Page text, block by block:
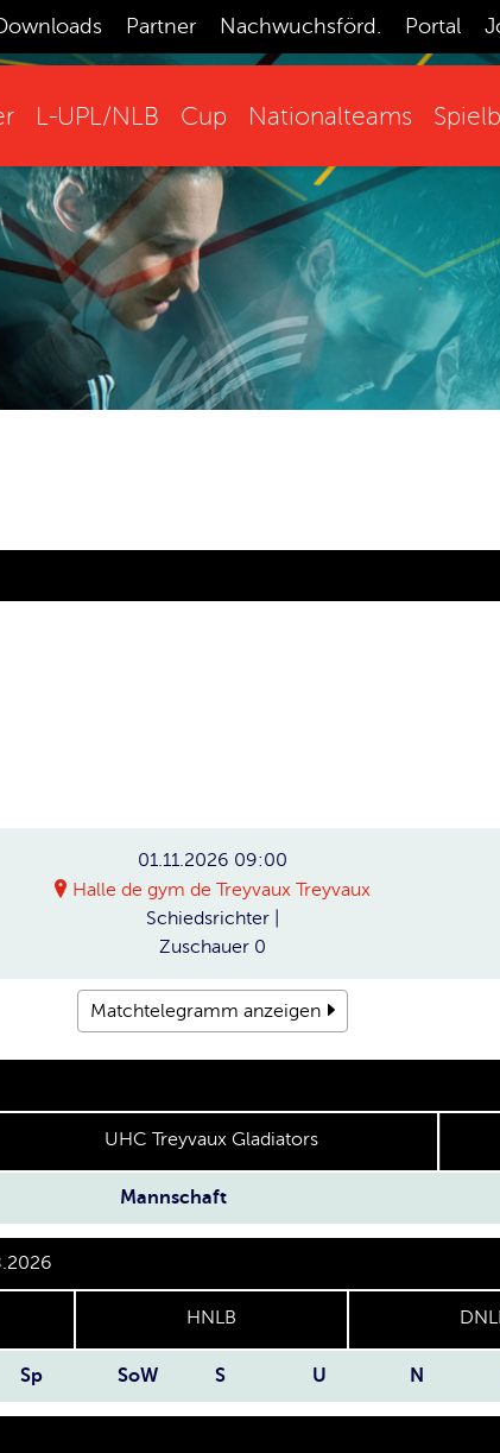
Partner Nachwuchsförd. Portal
L-UPL/NLB Cup Nationalteams
01.11.2026 09:00
Halle de gym de Treyvaux Treyvaux
Schiedsrichter
Zuschauer 0
Matchtelegramm anzeigen
UHC Treyvaux Gladiators
Mannschaft
HNLB
Sp SoW S U N